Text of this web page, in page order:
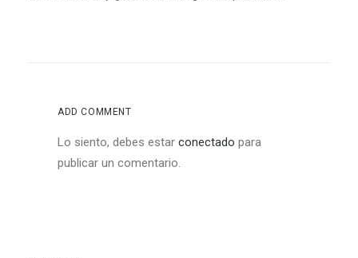
ADD COMMENT
Lo siento, debes estar conectado para
publicar un comentario.